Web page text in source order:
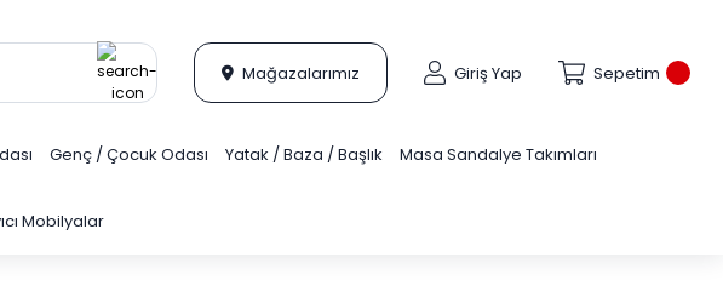
Mağazalarımız Giriş Yap Sepetim
Genç / Çocuk Odası Yatak / Baza / Başlık Masa Sandalye Takımları
Mobilyalar